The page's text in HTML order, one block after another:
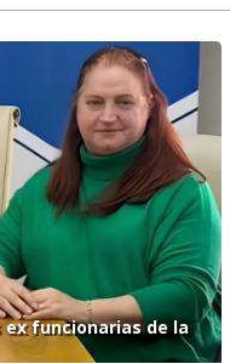
funcionarias de la